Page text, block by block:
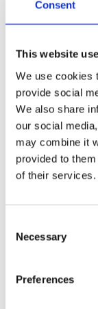
Consent
This website
We use cookies
provide social
We also share
our social
may combine it
provided to
of their services.
Necessary
Preferences
Mustang,
seat
7 555
Lägg till i